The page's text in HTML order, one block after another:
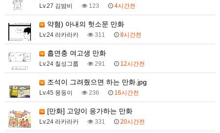
Lv.27 김밤비 123 4시간전
약혐) 아내의 헛소문 만화
Lv.24 라카라카 311 8시간전
흡연충 여고생 만화
Lv.24 칠성그룹 291 12시간전
조석이 그려줬으면 하는 만화.jpg
Lv.45 몽둥이 236 16시간전
[만화] 고양이 응가하는 만화
Lv.24 라카라카 331 20시간전